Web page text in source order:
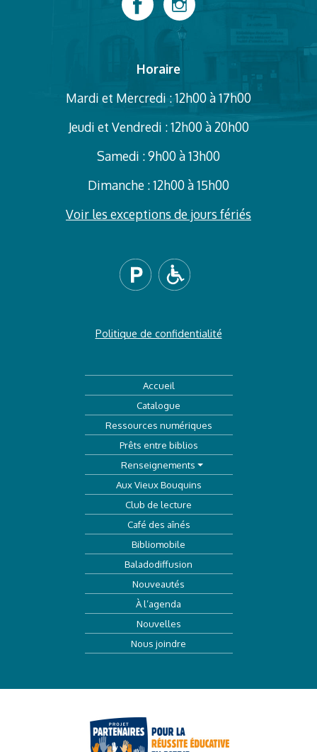
Horaire
Mardi et Mercredi : 12h00 à 17h00
Jeudi et Vendredi : 12h00 à 20h00
Samedi : 9h00 à 13h00
Dimanche : 12h00 à 15h00
Voir les exceptions de jours fériés
Politique de confidentialité
Accueil
Catalogue
Ressources numériques
Prêts entre biblios
Renseignements
Aux Vieux Bouquins
Club de lecture
Café des aînés
Bibliomobile
Baladodiffusion
Nouveautés
À l’agenda
Nouvelles
Nous joindre